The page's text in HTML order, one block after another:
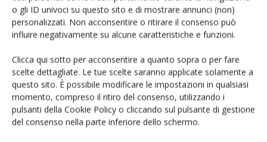
o gli ID univoci su questo sito e di mostrare annunci (non)
personalizzati. Non acconsentire o ritirare il consenso può
influire negativamente su alcune caratteristiche e funzioni.
Clicca qui sotto per acconsentire a quanto sopra o per fare
scelte dettagliate. Le tue scelte saranno applicate solamente a
questo sito. È possibile modificare le impostazioni in qualsiasi
momento, compreso il ritiro del consenso, utilizzando i
pulsanti della Cookie Policy o cliccando sul pulsante di gestione
del consenso nella parte inferiore dello schermo.
E-magazine
Tecniche, prodotti e servizi dalle aziende